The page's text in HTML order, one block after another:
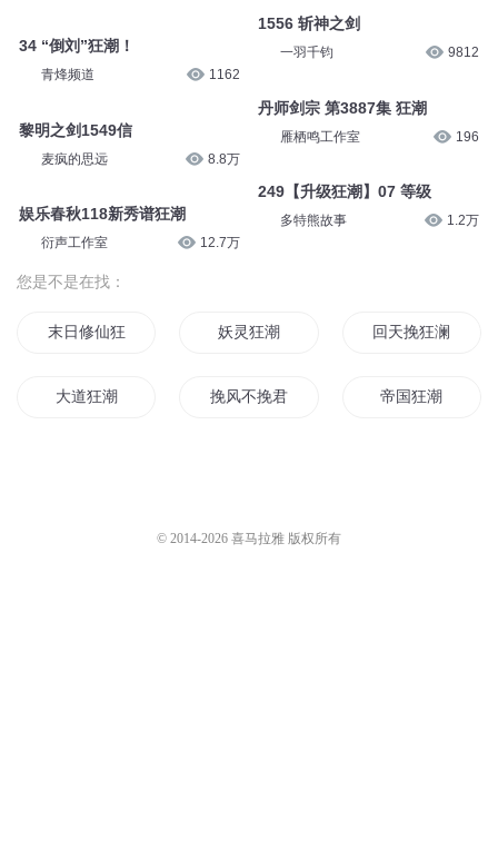
34 “倒刘”狂潮！
青烽频道 1162
黎明之剑1549信
麦疯的思远 8.8万
娱乐春秋118新秀谱狂潮
衍声工作室 12.7万
1556 斩神之剑
一羽千钧 9812
丹师剑宗 第3887集 狂潮
雁栖鸣工作室 196
249【升级狂潮】07 等级
多特熊故事 1.2万
您是不是在找：
末日修仙狂潮 妖灵狂潮 回天挽狂澜
大道狂潮 挽风不挽君 帝国狂潮
© 2014-2026 喜马拉雅 版权所有